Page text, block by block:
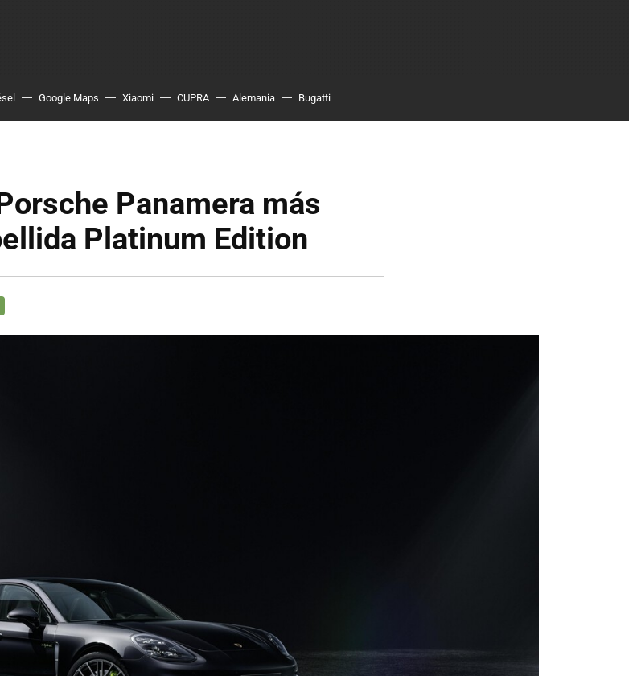
Google Maps Xiaomi CUPRA Alemania Bugatti
Panamera más
Platinum Edition